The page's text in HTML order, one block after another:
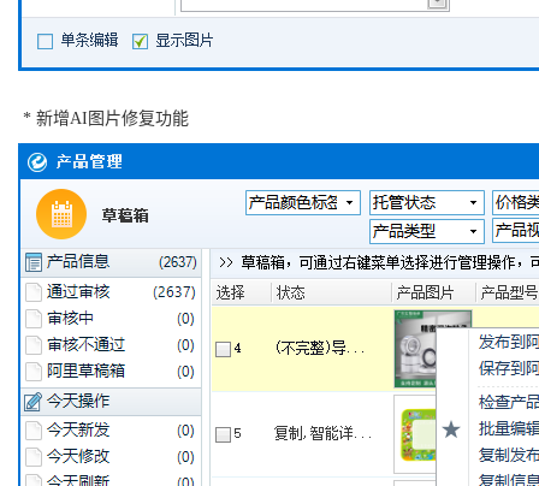
* 新增AI图片修复功能